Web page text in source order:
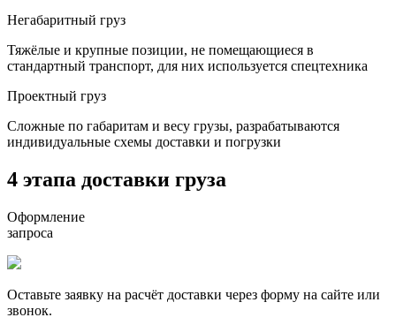
Негабаритный груз
Тяжёлые и крупные позиции, не помещающиеся в
стандартный транспорт, для них используется спецтехника
Проектный груз
Сложные по габаритам и весу грузы, разрабатываются
индивидуальные схемы доставки и погрузки
4 этапа доставки груза
Оформление
запроса
Оставьте заявку на расчёт доставки через форму на сайте или
звонок.